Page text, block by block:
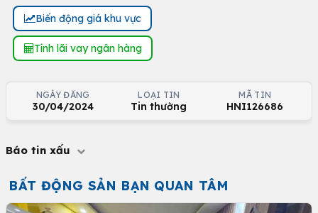
Biến động giá khu vực
Tính lãi vay ngân hàng
NGÀY ĐĂNG
30/04/2024
LOẠI TIN
Tin thường
MÃ TIN
HNI126686
Báo tin xấu
BẤT ĐỘNG SẢN BẠN QUAN TÂM